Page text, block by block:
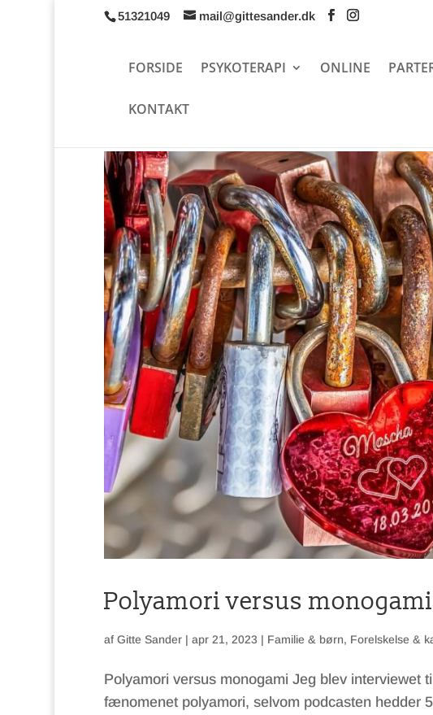
51321049 mail@gittesander.dk
FORSIDE PSYKOTERAPI ONLINE
KONTAKT
Polyamori versus monogami
afGitte Sander| apr 21, 2023 | Familie & børn, Forelskelse &
Polyamori versus monogami Jeg blev
fænomenet polyamori, selvom podcasten hedder